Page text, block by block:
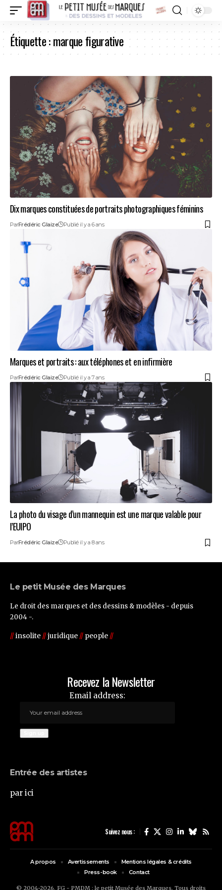
Étiquette :marque figurative
Dix marques constituées de portraits photographiques féminins
ParFrédéric Glaize Publié il y a 6 ans
Marques et portraits : aux téléphones et en infirmière
ParFrédéric Glaize Publié il y a 7 ans
La photo du visage d’un mannequin est une marque valable pour
l’EUIPO
ParFrédéric Glaize Publié il y a 8 ans
Le petit Musée des Marques
Le droit des marques et des dessins & modèles - depuis
2004 -.
//insolite //juridique // people //
Recevez la Newsletter
Email address:
Entrée des artistes
par ici
Suivez nous :
© 2004-2026, FG - PMDM : le petit Musée des Marques. Tous droits
A propos Avertissements
Mentions légales & crédits
Press-book
Contact